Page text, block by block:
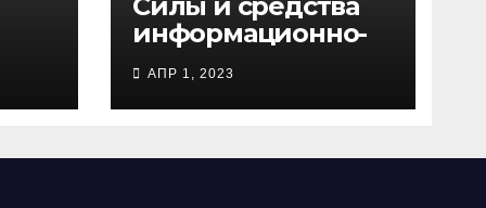
информационно-
операций
вооруженных сил
АПР 1, 2023